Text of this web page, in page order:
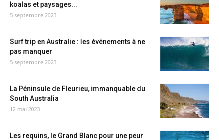
koalas et paysages...
5 septembre 2023
Surf trip en Australie : les événements à ne
pas manquer
5 septembre 2023
La Péninsule de Fleurieu, immanquable du
South Australia
12 mai 2023
Les requins, le Grand Blanc pour une peur